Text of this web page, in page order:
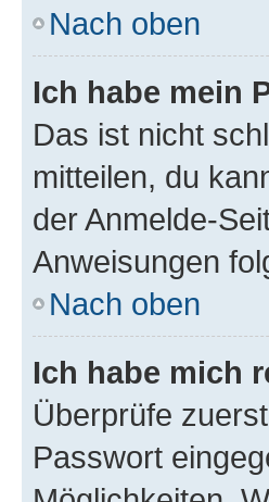
Nach oben
Ich habe mein
Das ist nicht
mitteilen, du
der Anmelde-
Anweisungen
Nach oben
Ich habe mich
Überprüfe
Passwort